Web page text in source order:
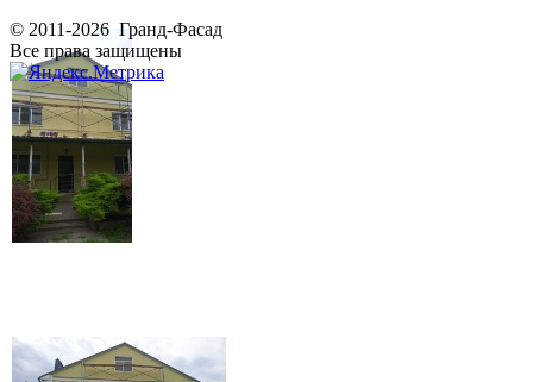
© 2011-2026 Гранд-Фасад
Все права защищены